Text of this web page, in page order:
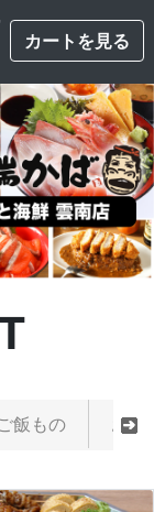
カートを見る
飯もの お刺